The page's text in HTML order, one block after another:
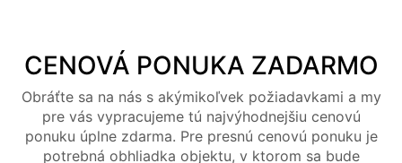
CENOVÁ PONUKA ZADARMO
Obráťte sa na nás s akýmikoľvek požiadavkami a my
pre vás vypracujeme tú najvýhodnejšiu cenovú
ponuku úplne zdarma. Pre presnú cenovú ponuku je
potrebná obhliadka objektu, v ktorom sa bude